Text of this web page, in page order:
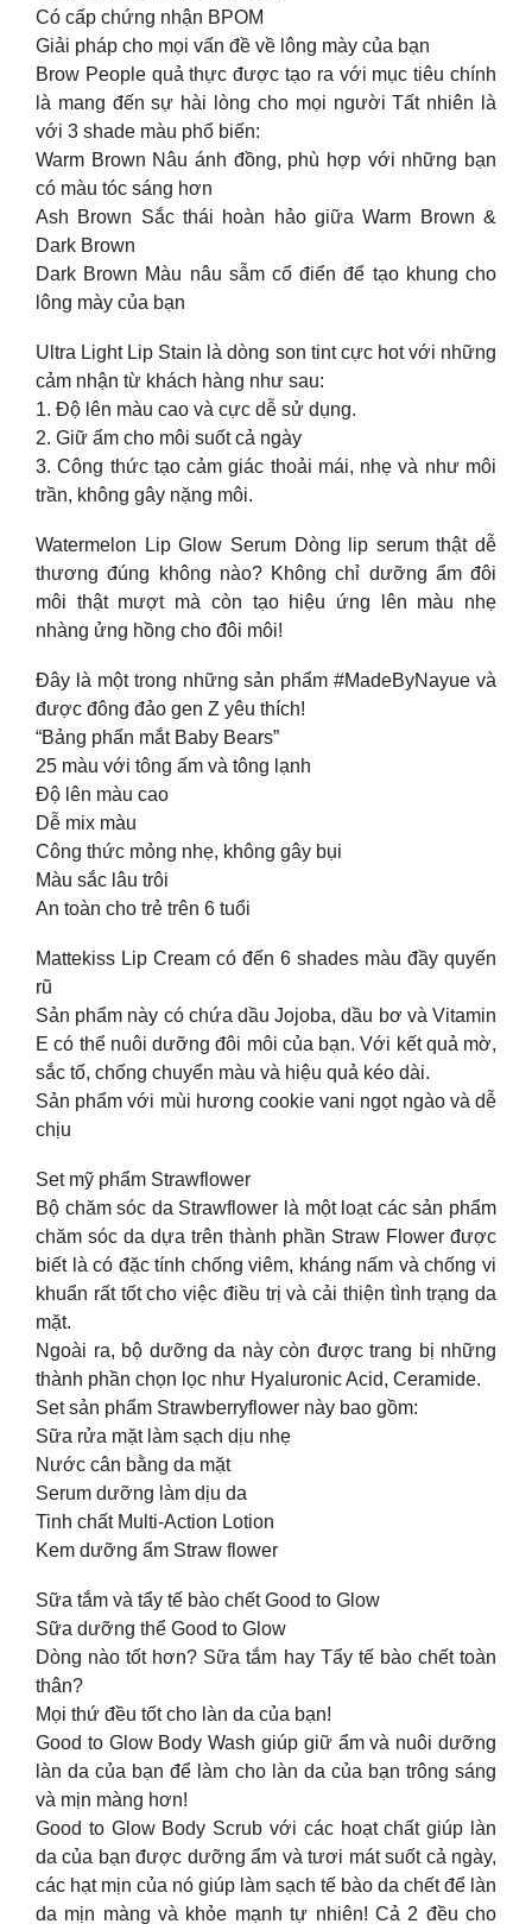
Có cấp chứng nhận BPOM
Giải pháp cho mọi vấn đề về lông mày của bạn
Brow People quả thực được tạo ra với mục tiêu chính
là mang đến sự hài lòng cho mọi người Tất nhiên là
với 3 shade màu phổ biến:
Warm Brown Nâu ánh đồng, phù hợp với những bạn
có màu tóc sáng hơn
Ash Brown Sắc thái hoàn hảo giữa Warm Brown &
Dark Brown
Dark Brown Màu nâu sẫm cổ điển để tạo khung cho
lông mày của bạn
Ultra Light Lip Stain là dòng son tint cực hot với những
cảm nhận từ khách hàng như sau:
1. Độ lên màu cao và cực dễ sử dụng.
2. Giữ ẩm cho môi suốt cả ngày
3. Công thức tạo cảm giác thoải mái, nhẹ và như môi
trần, không gây nặng môi.
Watermelon Lip Glow Serum Dòng lip serum thật dễ
thương đúng không nào? Không chỉ dưỡng ẩm đôi
môi thật mượt mà còn tạo hiệu ứng lên màu nhẹ
nhàng ửng hồng cho đôi môi!
Đây là một trong những sản phẩm #MadeByNayue và
được đông đảo gen Z yêu thích!
“Bảng phấn mắt Baby Bears”
25 màu với tông ấm và tông lạnh
Độ lên màu cao
Dễ mix màu
Công thức mỏng nhẹ, không gây bụi
Màu sắc lâu trôi
An toàn cho trẻ trên 6 tuổi
Mattekiss Lip Cream có đến 6 shades màu đầy quyến
rũ
Sản phẩm này có chứa dầu Jojoba, dầu bơ và Vitamin
E có thể nuôi dưỡng đôi môi của bạn. Với kết quả mờ,
sắc tố, chống chuyển màu và hiệu quả kéo dài.
Sản phẩm với mùi hương cookie vani ngọt ngào và dễ
chịu ​​⁣
Set mỹ phẩm Strawflower
Bộ chăm sóc da Strawflower là một loạt các sản phẩm
chăm sóc da dựa trên thành phần Straw Flower được
biết là có đặc tính chống viêm, kháng nấm và chống vi
khuẩn rất tốt cho việc điều trị và cải thiện tình trạng da
mặt.
Ngoài ra, bộ dưỡng da này còn được trang bị những
thành phần chọn lọc như Hyaluronic Acid, Ceramide.
Set sản phẩm Strawberryflower này bao gồm:
Sữa rửa mặt làm sạch dịu nhẹ
Nước cân bằng da mặt
Serum dưỡng làm dịu da
Tinh chất Multi-Action Lotion
Kem dưỡng ẩm Straw flower
Sữa tắm và tẩy tế bào chết Good to Glow
Sữa dưỡng thể Good to Glow
Dòng nào tốt hơn? Sữa tắm hay Tẩy tế bào chết toàn
thân?
Mọi thứ đều tốt cho làn da của bạn!
Good to Glow Body Wash giúp giữ ẩm và nuôi dưỡng
làn da của bạn để làm cho làn da của bạn trông sáng
và mịn màng hơn!
Good to Glow Body Scrub với các hoạt chất giúp làn
da của bạn được dưỡng ẩm và tươi mát suốt cả ngày,
các hạt mịn của nó giúp làm sạch tế bào da chết để làn
da mịn màng và khỏe mạnh tự nhiên! Cả 2 đều cho